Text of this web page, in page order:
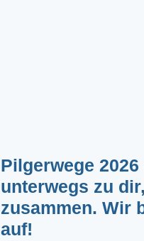
Pilgerwege 2026
unterwegs zu
zusammen. Wir
auf!